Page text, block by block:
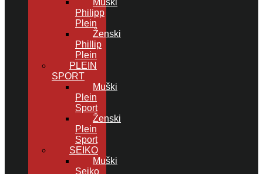
Muški
Philipp
Plein
Ženski
Phillip
Plein
PLEIN
SPORT
Muški
Plein
Sport
Ženski
Plein
Sport
SEIKO
Muški
Seiko